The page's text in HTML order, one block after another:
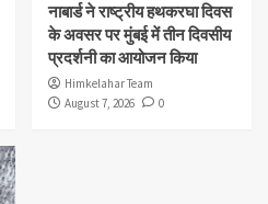
नाबार्ड ने राष्ट्रीय हथकरघा दिवस
के अवसर पर मुंबई में तीन दिवसीय
प्रदर्शनी का आयोजन किया
Himkelahar Team
August 7, 2026
0